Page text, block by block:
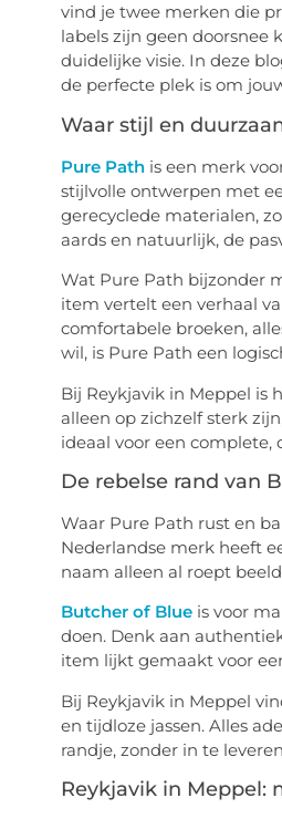
vind je twee merken die
labels zijn geen doorsnee
duidelijke visie. In deze
de perfecte plek is om
Waar stijl en
Pure Pathis een merk
stijlvolle ontwerpen met
gerecyclede materialen,
aards en natuurlijk, de
Wat Pure Path bijzonder
item vertelt een verhaal
comfortabele broeken,
wil, is Pure Path een
Bij Reykjavik in Meppel is
alleen op zichzelf sterk
ideaal voor een
De rebelse rand van
Waar Pure Path rust en
Nederlandse merk heeft
naam alleen al roept
Butcher of Blueis voor
doen. Denk aan
item lijkt gemaakt voor
Bij Reykjavik in Meppel
en tijdloze jassen. Alles
randje, zonder in te
Reykjavik in Meppel: